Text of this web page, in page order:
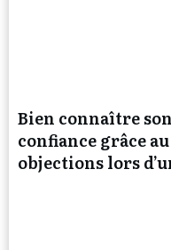
Bien connaître
confiance grâce
objections lors